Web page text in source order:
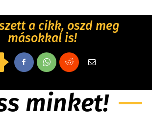
a cikk, oszd meg
másokkal is!
minket!